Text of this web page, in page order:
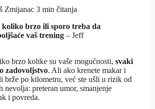
Zmijanac 3 min čitanja
koliko brzo ili sporo treba da
vaš trening – Jeff
brzo kolike su vaše mogućnosti, svaki
zadovoljstvo. Ali ako krenete makar i
brže po kilometru, već ste ušli u rizik od
nevolja: preteran umor, smanjenje
i povreda.